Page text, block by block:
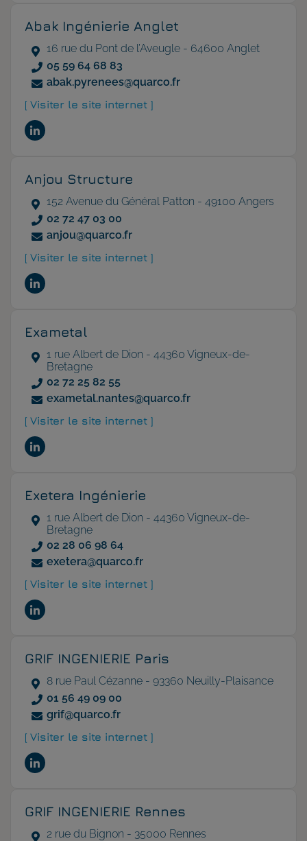
Abak Ingénierie Anglet
16 rue du Pont de l’Aveugle - 64600 Anglet
05 59 64 68 83
abak.pyrenees@quarco.fr
[ Visiter le site internet ]
Anjou Structure
152 Avenue du Général Patton - 49100 Angers
02 72 47 03 00
anjou@quarco.fr
[ Visiter le site internet ]
Exametal
1 rue Albert de Dion - 44360 Vigneux-de-
Bretagne
02 72 25 82 55
exametal.nantes@quarco.fr
[ Visiter le site internet ]
Exetera Ingénierie
1 rue Albert de Dion - 44360 Vigneux-de-
Bretagne
02 28 06 98 64
exetera@quarco.fr
[ Visiter le site internet ]
GRIF INGENIERIE Paris
8 rue Paul Cézanne - 93360 Neuilly-Plaisance
01 56 49 09 00
grif@quarco.fr
[ Visiter le site internet ]
GRIF INGENIERIE Rennes
2 rue du Bignon - 35000 Rennes